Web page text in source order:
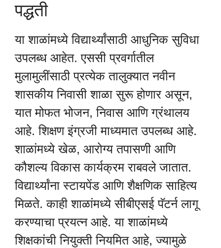
पद्धती
या शाळांमध्ये विद्यार्थ्यांसाठी आधुनिक सुविधा
उपलब्ध आहेत. एससी प्रवर्गातील
मुलामुलींसाठी प्रत्येक तालुक्यात नवीन
शासकीय निवासी शाळा सुरू होणार असून,
यात मोफत भोजन, निवास आणि ग्रंथालय
आहे. शिक्षण इंग्रजी माध्यमात उपलब्ध आहे.
शाळांमध्ये खेळ, आरोग्य तपासणी आणि
कौशल्य विकास कार्यक्रम राबवले जातात.
विद्यार्थ्यांना स्टायपेंड आणि शैक्षणिक साहित्य
मिळते. काही शाळांमध्ये सीबीएसई पॅटर्न लागू
करण्याचा प्रयत्न आहे. या शाळांमध्ये
शिक्षकांची नियुक्ती नियमित आहे, ज्यामुळे